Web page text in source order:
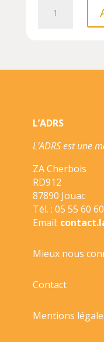
BLANC/400
L’ADRS
L’ADRS est une
ZA Cherbois
RD912
87890 Jouac
Tél. : 05 55 60
Email:
Mieux nous
Contact
Mentions